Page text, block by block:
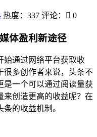
热度：337 评论： 0
体盈利新途径
始通过网络平台获取收
很多创作者来说，头条不
是一个可以通过阅读量获
来创造更高的收益呢？在
的收益机制。